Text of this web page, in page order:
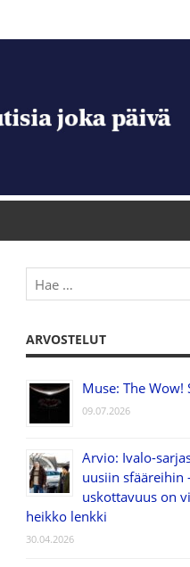
ARVOSTELUT
Muse: The
09.07.2026
Arvio: Ivalo-
uusiin sfääreihin
uskottavuus on
heikko lenkki
30.04.2026